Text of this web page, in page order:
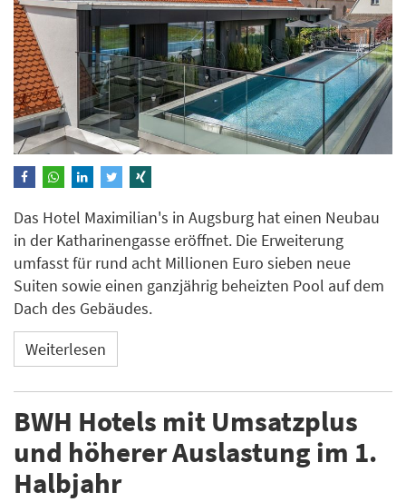
Das Hotel Maximilian's in Augsburg hat einen Neubau
in der Katharinengasse eröffnet. Die Erweiterung
umfasst für rund acht Millionen Euro sieben neue
Suiten sowie einen ganzjährig beheizten Pool auf dem
Dach des Gebäudes.
Weiterlesen
BWH Hotels mit Umsatzplus
und höherer Auslastung im 1.
Halbjahr